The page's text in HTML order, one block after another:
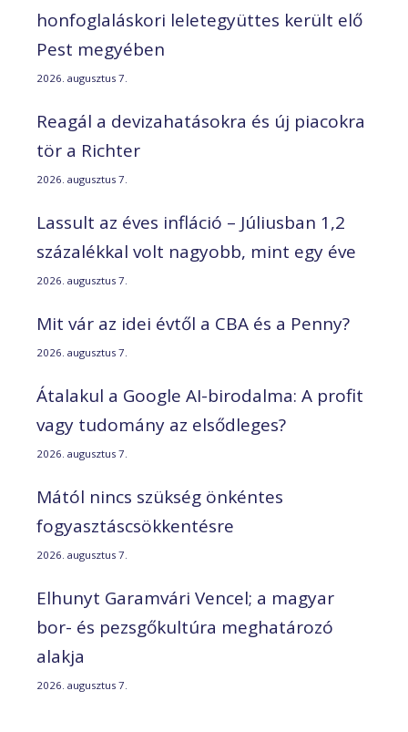
honfoglaláskori leletegyüttes került elő
Pest megyében
2026. augusztus 7.
Reagál a devizahatásokra és új piacokra
tör a Richter
2026. augusztus 7.
Lassult az éves infláció – Júliusban 1,2
százalékkal volt nagyobb, mint egy éve
2026. augusztus 7.
Mit vár az idei évtől a CBA és a Penny?
2026. augusztus 7.
Átalakul a Google AI-birodalma: A profit
vagy tudomány az elsődleges?
2026. augusztus 7.
Mától nincs szükség önkéntes
fogyasztáscsökkentésre
2026. augusztus 7.
Elhunyt Garamvári Vencel; a magyar
bor- és pezsgőkultúra meghatározó
alakja
2026. augusztus 7.